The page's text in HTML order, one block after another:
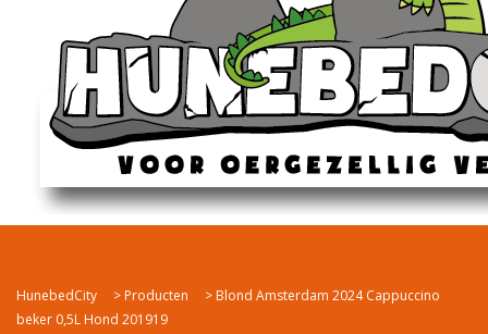
HunebedCity > Producten > Blond Amsterdam 2024 Cappuccino
beker 0,5L Hond 201919